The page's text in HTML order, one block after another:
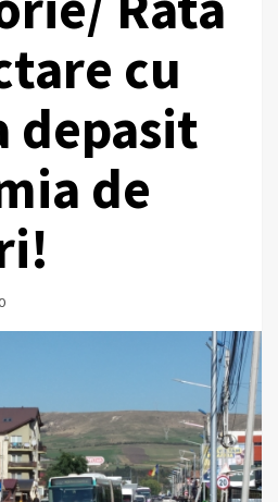
cu
depasit
de